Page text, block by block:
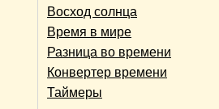
Восход солнца
Время в мире
Разница во времени
Конвертер времени
Таймеры